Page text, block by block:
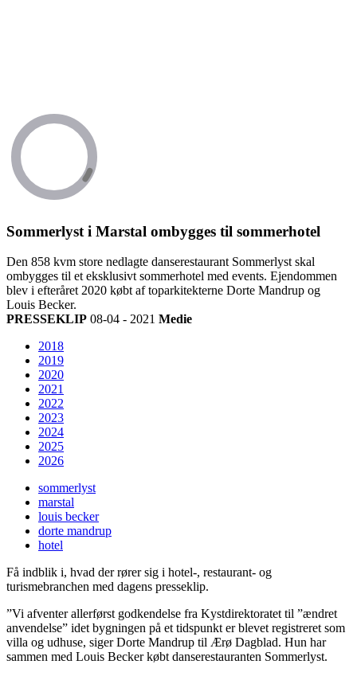
Sommerlyst i Marstal ombygges til sommerhotel
Den 858 kvm store nedlagte danserestaurant Sommerlyst skal
ombygges til et eksklusivt sommerhotel med events. Ejendommen
blev i efteråret 2020 købt af toparkitekterne Dorte Mandrup og
Louis Becker.
PRESSEKLIP 08-04 - 2021 Medie
2018
2019
2020
2021
2022
2023
2024
2025
2026
sommerlyst
marstal
louis becker
dorte mandrup
hotel
Få indblik i, hvad der rører sig i hotel-, restaurant- og
turismebranchen med dagens presseklip.
”Vi afventer allerførst godkendelse fra Kystdirektoratet til ”ændret
anvendelse” idet bygningen på et tidspunkt er blevet registreret som
villa og udhuse, siger Dorte Mandrup til Ærø Dagblad. Hun har
sammen med Louis Becker købt danserestauranten Sommerlyst.